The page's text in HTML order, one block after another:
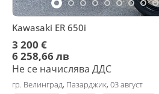
Kawasaki ER 650i
3 200 €
6 258,66 лв
Не се начислява ДДС
гр. Велинград, Пазарджик, 03 август